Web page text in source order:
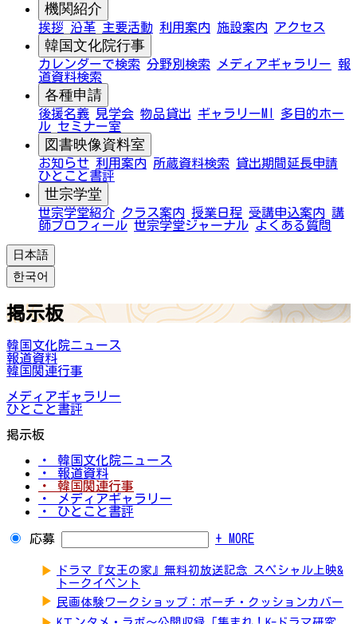
機関紹介
挨拶 沿革 主要活動 利用案内 施設案内 アクセス
韓国文化院行事
カレンダーで検索 分野別検索 メディアギャラリー 報
道資料検索
各種申請
後援名義 見学会 物品貸出 ギャラリーMI
多目的ホー
ル セミナー室
図書映像資料室
お知らせ 利用案内 所蔵資料検索
貸出期間延長申請
ひとこと書評
世宗学堂
世宗学堂紹介 クラス案内 授業日程 受講申込案内 講
師プロフィール 世宗学堂ジャーナル よくある質問
日本語
한국어
掲示板
韓国文化院ニュース
報道資料
韓国関連行事
メディアギャラリー
ひとこと書評
掲示板
・ 韓国文化院ニュース
・ 報道資料
・ 韓国関連行事
・ メディアギャラリー
・ ひとこと書評
応募 + MORE
▶
ドラマ『女王の家』無料初放送記念 スペシャル上映&
トークイベント
▶ 民画体験ワークショップ：ポーチ・クッションカバー